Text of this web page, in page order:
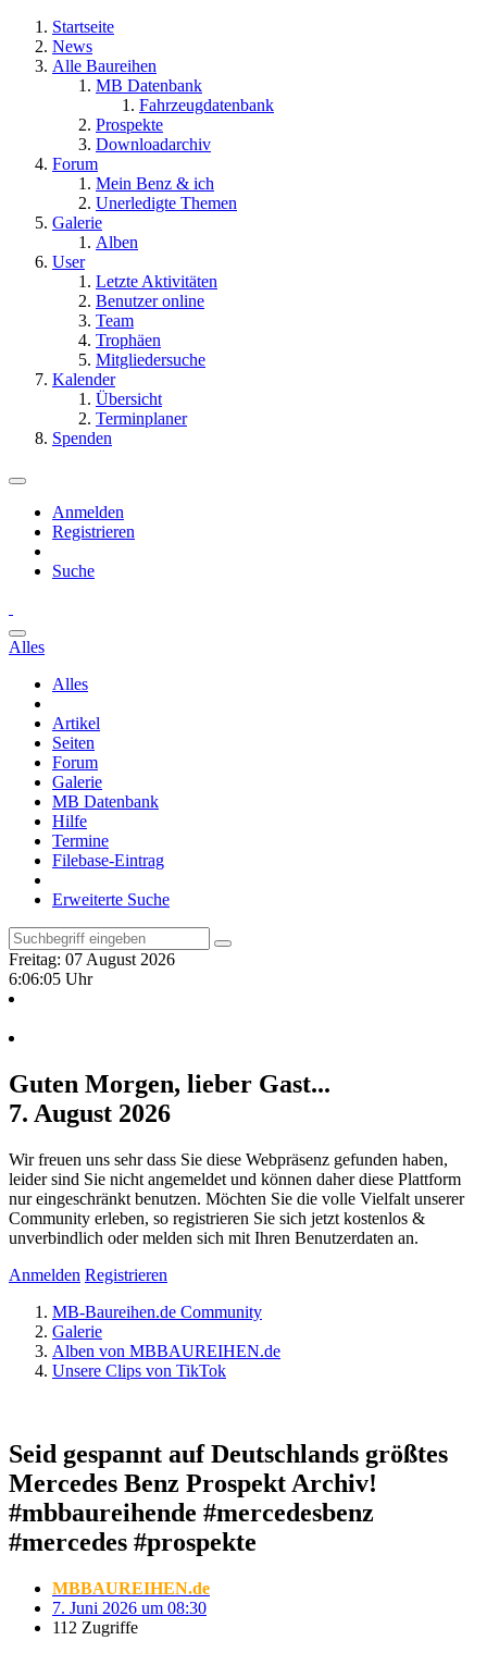
Startseite
News
Alle Baureihen
MB Datenbank
Fahrzeugdatenbank
Prospekte
Downloadarchiv
Forum
Mein Benz & ich
Unerledigte Themen
Galerie
Alben
User
Letzte Aktivitäten
Benutzer online
Team
Trophäen
Mitgliedersuche
Kalender
Übersicht
Terminplaner
Spenden
Anmelden
Registrieren
Suche
Alles
Alles
Artikel
Seiten
Forum
Galerie
MB Datenbank
Hilfe
Termine
Filebase-Eintrag
Erweiterte Suche
Freitag: 07 August 2026
6:06:05 Uhr
Guten Morgen, lieber Gast...
7. August 2026
Wir freuen uns sehr dass Sie diese Webpräsenz gefunden haben,
leider sind Sie nicht angemeldet und können daher diese Plattform
nur eingeschränkt benutzen. Möchten Sie die volle Vielfalt unserer
Community erleben, so registrieren Sie sich jetzt kostenlos &
unverbindlich oder melden sich mit Ihren Benutzerdaten an.
Anmelden Registrieren
MB-Baureihen.de Community
Galerie
Alben von MBBAUREIHEN.de
Unsere Clips von TikTok
Seid gespannt auf Deutschlands größtes
Mercedes Benz Prospekt Archiv!
#mbbaureihende #mercedesbenz
#mercedes #prospekte
MBBAUREIHEN.de
7. Juni 2026 um 08:30
112 Zugriffe